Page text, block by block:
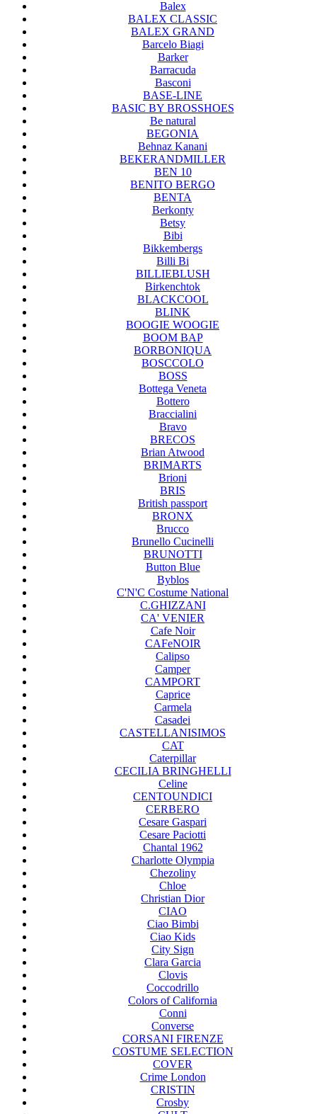
Balex
BALEX CLASSIC
BALEX GRAND
Barcelo Biagi
Barker
Barracuda
Basconi
BASE-LINE
BASIC BY BROSSHOES
Be natural
BEGONIA
Behnaz Kanani
BEKERANDMILLER
BEN 10
BENITO BERGO
BENTA
Berkonty
Betsy
Bibi
Bikkembergs
Billi Bi
BILLIEBLUSH
Birkenchtok
BLACKCOOL
BLINK
BOOGIE WOOGIE
BOOM BAP
BORBONIQUA
BOSCCOLO
BOSS
Bottega Veneta
Bottero
Braccialini
Bravo
BRECOS
Brian Atwood
BRIMARTS
Brioni
BRIS
British passport
BRONX
Brucco
Brunello Cucinelli
BRUNOTTI
Button Blue
Byblos
C'N'C Costume National
C.GHIZZANI
CA' VENIER
Cafe Noir
CAFeNOIR
Calipso
Camper
CAMPORT
Caprice
Carmela
Casadei
CASTELLANISIMOS
CAT
Caterpillar
CECILIA BRINGHELLI
Celine
CENTOUNDICI
CERBERO
Cesare Gaspari
Cesare Paciotti
Chantal 1962
Charlotte Olympia
Chezoliny
Chloe
Christian Dior
CIAO
Ciao Bimbi
Ciao Kids
City Sign
Clara Garcia
Clovis
Coccodrillo
Colors of California
Conni
Converse
CORSANI FIRENZE
COSTUME SELECTION
COVER
Crime London
CRISTIN
Crosby